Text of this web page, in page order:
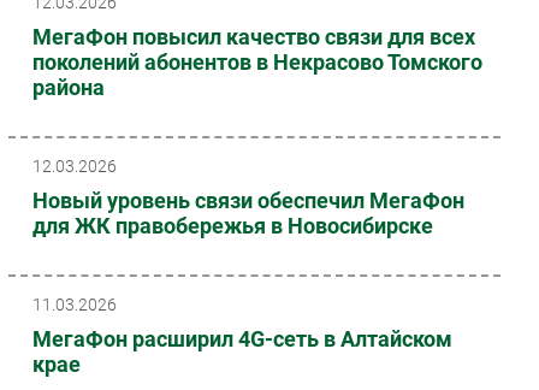
МегаФон повысил качество связи для всех
поколений абонентов в Некрасово Томского
района
12.03.2026
Новый уровень связи обеспечил МегаФон
для ЖК правобережья в Новосибирске
11.03.2026
МегаФон расширил 4G-сеть в Алтайском
крае